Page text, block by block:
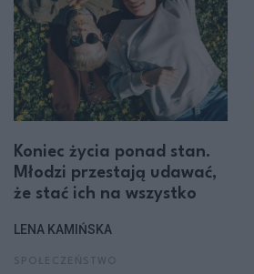
Koniec życia ponad stan.
Młodzi przestają udawać,
że stać ich na wszystko
LENA KAMIŃSKA